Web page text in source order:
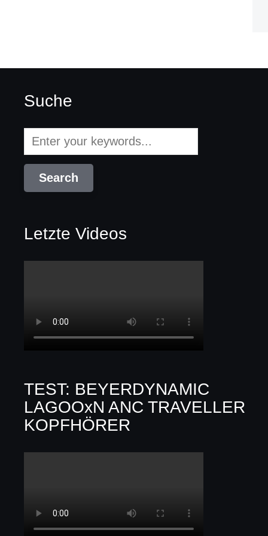
Suche
Letzte Videos
TEST: BEYERDYNAMIC
LAGOOxN ANC TRAVELLER
KOPFHÖRER